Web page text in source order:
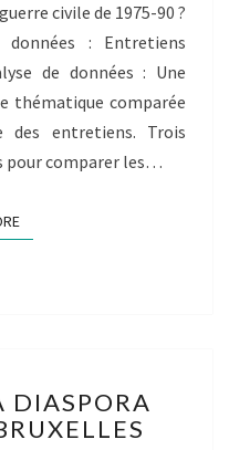
civile de 1975-90 ?
: Entretiens
de données : Une
thématique comparée
des entretiens. Trois
pour comparer les…
READ MORE
DIASPORA